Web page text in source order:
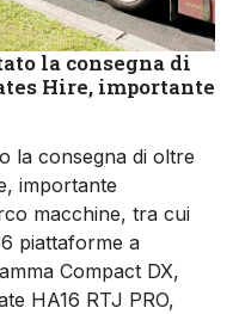
la consegna di
Hire, importante
la consegna di oltre
importante
macchine, tra cui
piattaforme a
Compact DX,
HA16 RTJ PRO,